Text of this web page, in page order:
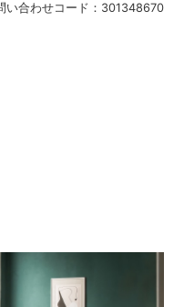
い合わせコード： 301348670